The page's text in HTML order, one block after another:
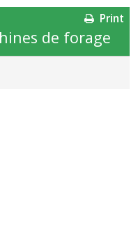
Print
de forage